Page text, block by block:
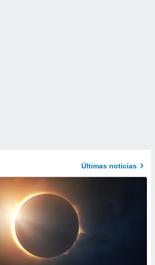
Últimas noticias